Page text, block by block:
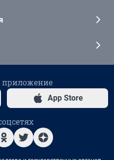
App Store